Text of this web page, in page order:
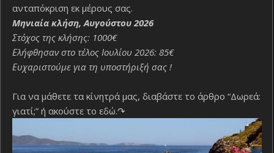
ανταπόκριση εκ μέρους σας.
Μηνιαία κλήση, Αυγούστου 2026
Στόχος της κλήσης: 1000€
Ελήφθησαν στο τέλος Ιουλίου 2026: 85€
Ευχαριστούμε για τη υποστήριξή σας !
Για να μάθετε τα κίνητρά μας, διαβάστε το άρθρο “Δωρεά:
γιατί;” ή ακούστε το εδώ.↷